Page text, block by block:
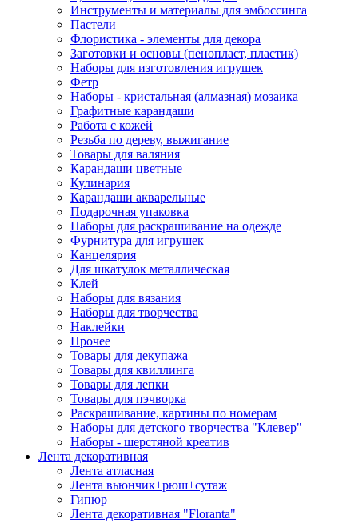
Инструменты и материалы для эмбоссинга
Пастели
Флористика - элементы для декора
Заготовки и основы (пенопласт, пластик)
Наборы для изготовления игрушек
Фетр
Наборы - кристальная (алмазная) мозаика
Графитные карандаши
Работа с кожей
Резьба по дереву, выжигание
Товары для валяния
Карандаши цветные
Кулинария
Карандаши акварельные
Подарочная упаковка
Наборы для раскрашивание на одежде
Фурнитура для игрушек
Канцелярия
Для шкатулок металлическая
Клей
Наборы для вязания
Наборы для творчества
Наклейки
Прочее
Товары для декупажа
Товары для квиллинга
Товары для лепки
Товары для пэчворка
Раскрашивание, картины по номерам
Наборы для детского творчества "Клевер"
Наборы - шерстяной креатив
Лента декоративная
Лента атласная
Лента вьюнчик+рюш+сутаж
Гипюр
Лента декоративная "Floranta"